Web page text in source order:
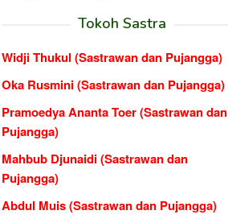
Tokoh Sastra
Widji Thukul (Sastrawan dan Pujangga)
Oka Rusmini (Sastrawan dan Pujangga)
Pramoedya Ananta Toer (Sastrawan dan
Pujangga)
Mahbub Djunaidi (Sastrawan dan
Pujangga)
Abdul Muis (Sastrawan dan Pujangga)